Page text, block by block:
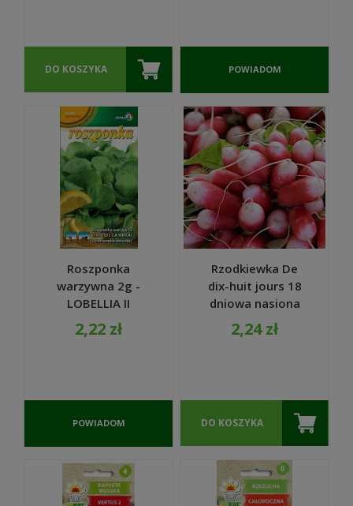
DO KOSZYKA
POWIADOM
DOSTĘPNOŚCI
Roszponka
warzywna 2g -
LOBELLIA II
2,22 zł
POWIADOM
DOSTĘPNOŚCI
Rzodkiewka De
dix-huit jours 18
dniowa nasiona
7,5g - W. Legutko
2,24 zł
DO KOSZYKA